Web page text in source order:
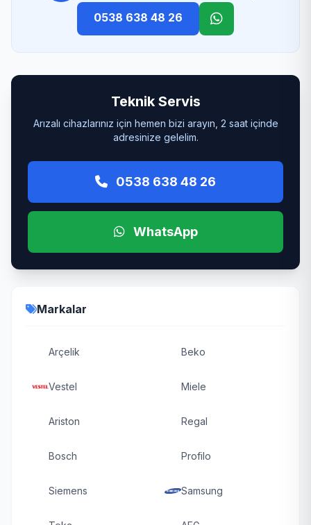
0538 638 48 26
Teknik Servis
Arızalı cihazlarınız için hemen bizi arayın, 2 saat içinde
adresinize gelelim.
0538 638 48 26
WhatsApp
Markalar
Arçelik Beko
Vestel Miele
Ariston Regal
Bosch Profilo
Siemens Samsung